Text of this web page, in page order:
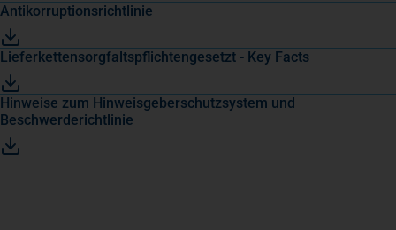
Antikorruptionsrichtlinie
(öffnet in einem neuen Tab)
Lieferkettensorgfaltspflichtengesetzt - Key Facts
(öffnet in einem neuen Tab)
Hinweise zum Hinweisgeberschutzsystem und
Beschwerderichtlinie
(öffnet in einem neuen Tab)